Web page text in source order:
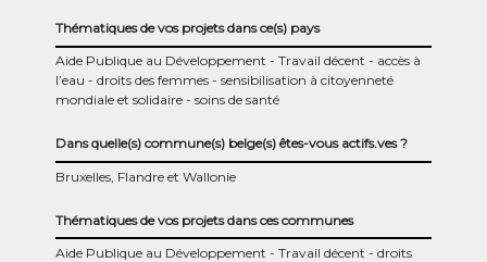
Thématiques de vos projets dans ce(s) pays
Aide Publique au Développement Travail décent
accès à
l’eau
droits des femmes
sensibilisation à citoyenneté
mondiale et solidaire
soins de santé
Dans quelle(s) commune(s) belge(s) êtes-vous actifs.ves ?
Bruxelles, Flandre et Wallonie
Thématiques de vos projets dans ces communes
Aide Publique au Développement Travail décent
droits